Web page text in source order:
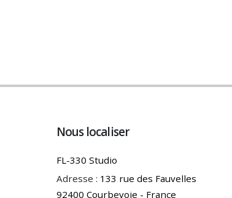
Nous localiser
FL-330 Studio
Adresse : 133 rue des Fauvelles
92400 Courbevoie - France